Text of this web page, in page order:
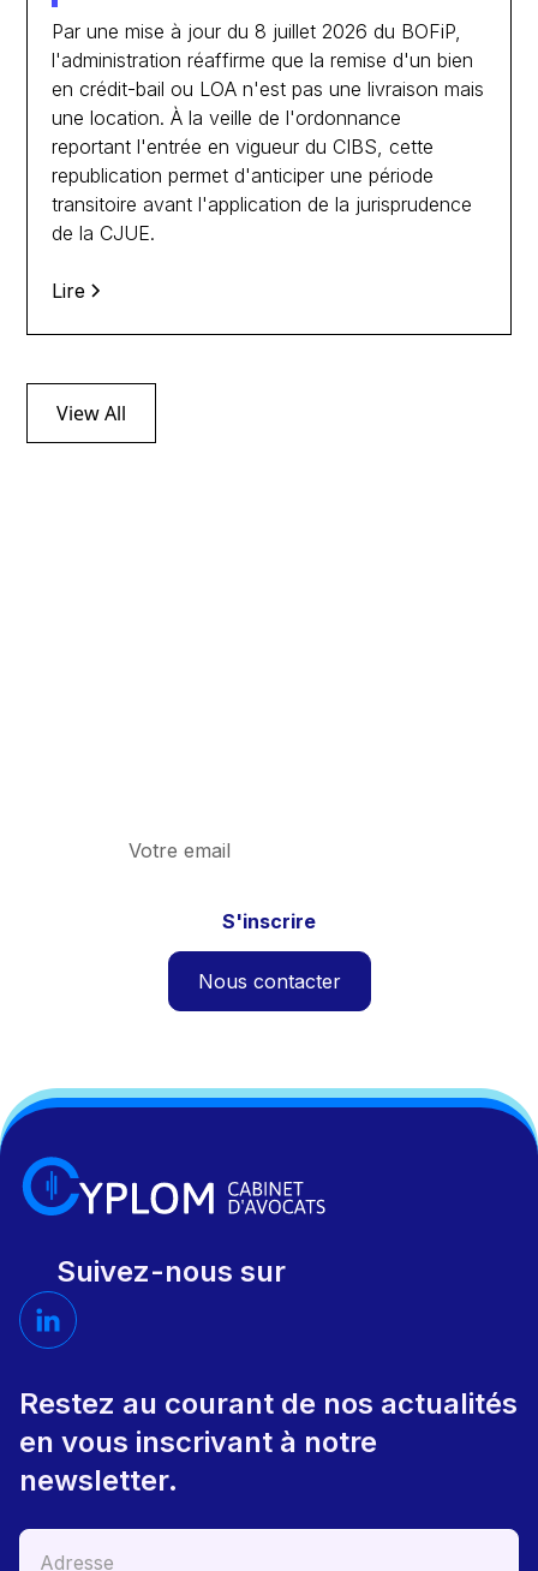
Par une mise à jour du 8 juillet 2026 du BOFiP,
l'administration réaffirme que la remise d'un bien
en crédit-bail ou LOA n'est pas une livraison mais
une location. À la veille de l'ordonnance
reportant l'entrée en vigueur du CIBS, cette
republication permet d'anticiper une période
transitoire avant l'application de la jurisprudence
de la CJUE.
Lire
View All
Nous contacter
Suivez-nous sur
Restez au courant de nos actualités
en vous inscrivant à notre
newsletter.